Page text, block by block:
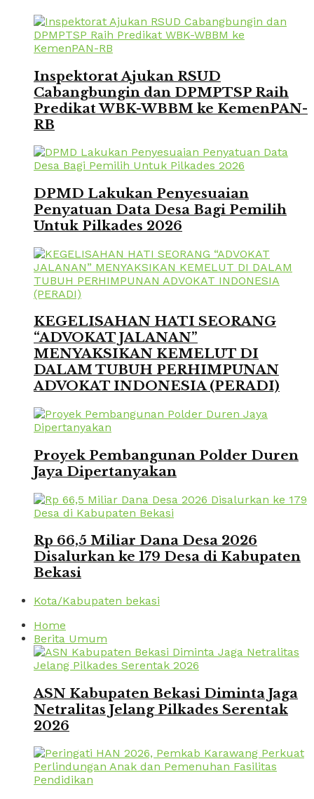
Inspektorat Ajukan RSUD
Cabangbungin dan DPMPTSP Raih
Predikat WBK-WBBM ke KemenPAN-
RB
DPMD Lakukan Penyesuaian
Penyatuan Data Desa Bagi Pemilih
Untuk Pilkades 2026
KEGELISAHAN HATI SEORANG
“ADVOKAT JALANAN”
MENYAKSIKAN KEMELUT DI
DALAM TUBUH PERHIMPUNAN
ADVOKAT INDONESIA (PERADI)
Proyek Pembangunan Polder Duren
Jaya Dipertanyakan
Rp 66,5 Miliar Dana Desa 2026
Disalurkan ke 179 Desa di Kabupaten
Bekasi
Kota/Kabupaten bekasi
Home
Berita Umum
ASN Kabupaten Bekasi Diminta Jaga
Netralitas Jelang Pilkades Serentak
2026